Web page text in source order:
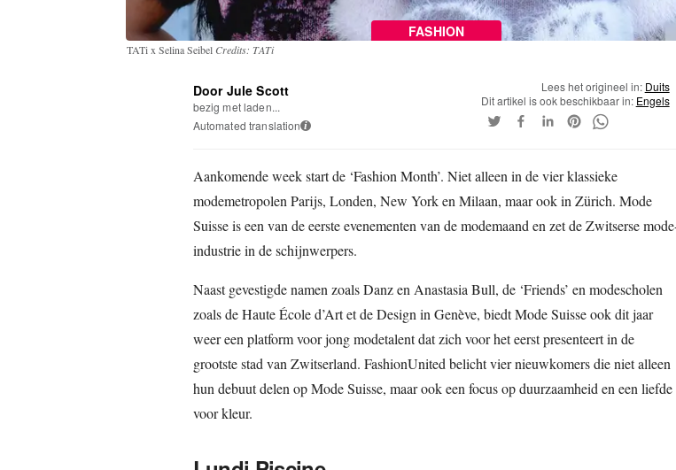
FASHION
TATi x Selina Seibel Credits: TATi
Door Jule Scott
bezig met laden...
Automated translation i
Lees het origineel in: Duits
Dit artikel is ook beschikbaar in: Engels
Aankomende week start de ‘Fashion Month’. Niet alleen in de vier klassieke
modemetropolen Parijs, Londen, New York en Milaan, maar ook in Zürich. Mode
Suisse is een van de eerste evenementen van de modemaand en zet de Zwitserse
industrie in de schijnwerpers.
Naast gevestigde namen zoals Danz en Anastasia Bull, de ‘Friends’ en modescholen
zoals de Haute École d’Art et de Design in Genève, biedt Mode Suisse ook dit jaar
weer een platform voor jong modetalent dat zich voor het eerst presenteert in de
grootste stad van Zwitserland. FashionUnited belicht vier nieuwkomers die niet alleen
hun debuut delen op Mode Suisse, maar ook een focus op duurzaamheid en een liefde
voor kleur.